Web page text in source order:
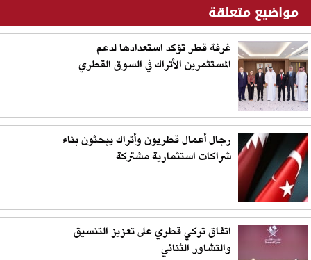
مواضيع متعلقة
غرفة قطر تؤكد استعدادها لدعم
المستثمرين الأتراك في السوق القطري
رجال أعمال قطريون وأتراك يبحثون بناء
شراكات استثمارية مشتركة
اتفاق تركي قطري على تعزيز التنسيق
والتشاور الثنائي